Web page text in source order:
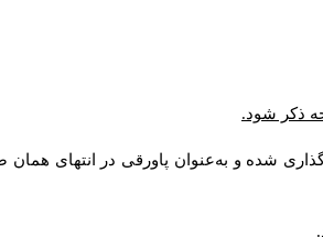
ذکر شود.
شده و به‌عنوان پاورقی در انتهای